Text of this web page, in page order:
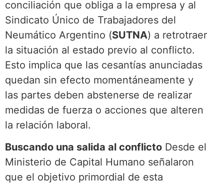
conciliación que obliga a la empresa y al
Sindicato Único de Trabajadores del
Neumático Argentino (SUTNA) a retrotraer
la situación al estado previo al conflicto.
Esto implica que las cesantías anunciadas
quedan sin efecto momentáneamente y
las partes deben abstenerse de realizar
medidas de fuerza o acciones que alteren
la relación laboral.
Buscando una salida al conflicto Desde el
Ministerio de Capital Humano señalaron
que el objetivo primordial de esta